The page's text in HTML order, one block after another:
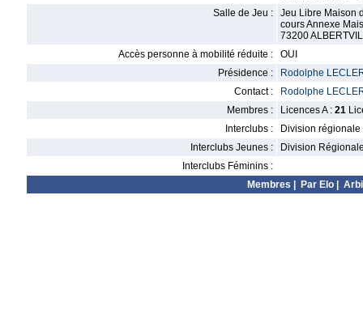
Salle de Jeu :
Jeu Libre Maison
cours Annexe
73200
Accès personne à mobilité réduite :
OUI
Présidence :
Rodolphe
Contact :
Rodolphe
Membres :
Licences A : 21
Interclubs :
Division régionale
Interclubs Jeunes :
Division
Interclubs Féminins :
Membres
Par Elo